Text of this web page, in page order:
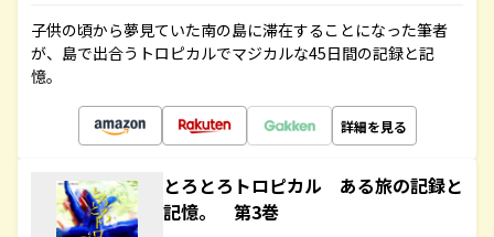
子供の頃から夢見ていた南の島に滞在することになった筆者
が、島で出合うトロピカルでマジカルな45日間の記録と記
憶。
詳細を見る
とろとろトロピカル ある旅の記録と
記憶。 第3巻